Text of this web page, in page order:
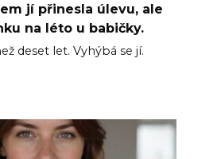
jí přinesla úlevu, ale
na léto u babičky.
deset let. Vyhýbá se jí.